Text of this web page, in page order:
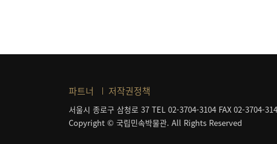
파트너 저작권정책
서울시 종로구 삼청로 37 TEL 02-3704-3104 FAX 02-3704-
Copyright © 국립민속박물관. All Rights Reserved